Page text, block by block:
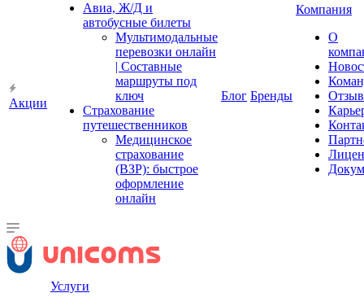
Акции
Авиа, Ж/Д и
автобусные билеты
Мультимодальные
перевозки онлайн
| Составные
маршруты под
ключ
Страхование
путешественников
Медицинское
страхование
(ВЗР): быстрое
оформление
онлайн
Блог Бренды
Компания
О
Услуги